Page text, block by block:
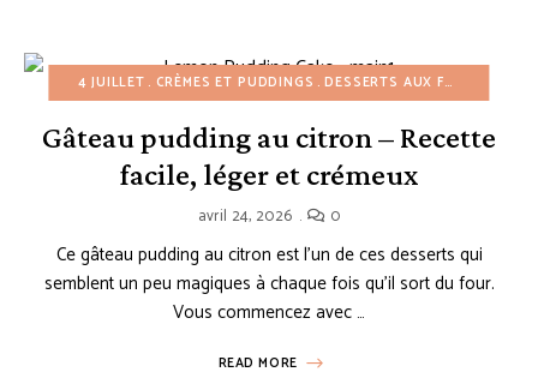
4 JUILLET CRÈMES ET PUDDINGS DESSERTS AUX FRUITS
Gâteau pudding au citron – Recette
facile, léger et crémeux
avril 24, 2026 0
Ce gâteau pudding au citron est l’un de ces desserts qui
semblent un peu magiques à chaque fois qu’il sort du four.
Vous commencez avec …
READ MORE